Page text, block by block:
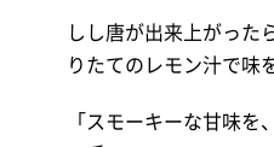
しし唐が出来上がった
りたてのレモン汁で味
「スモーキーな甘味